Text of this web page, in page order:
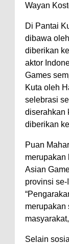
Wayan
Di Pantai
dibawa
diberikan
aktor
Games
Kuta oleh
selebrasi
diserahkan
diberikan
Puan
merupakan
Asian
provinsi
merupakan
Selain